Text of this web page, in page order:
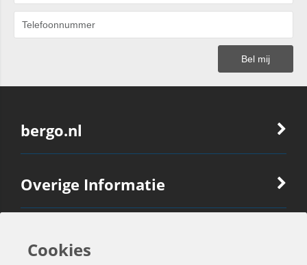
bergo.nl
Overige Informatie
Ook Interessant
Cookies